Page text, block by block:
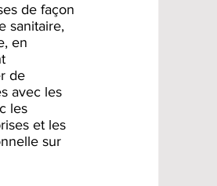
de façon
sanitaire,
en
de
avec les
les
et les
sur